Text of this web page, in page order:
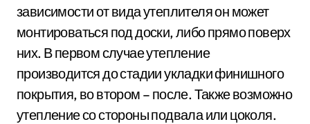
зависимости от вида утеплителя он может
монтироваться под доски, либо прямо поверх
них. В первом случае утепление
производится до стадии укладки финишного
покрытия, во втором – после. Также возможно
утепление со стороны подвала или цоколя.